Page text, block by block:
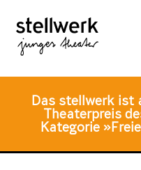
Hauptmenü
Inhalt
springen
Fusszeile
springen
Das stellwerk ist
Theaterpreis
Kategorie